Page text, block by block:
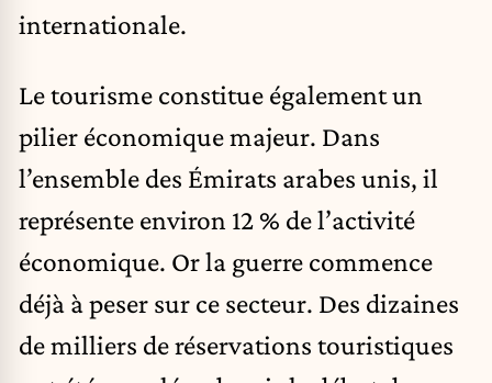
internationale.
Le tourisme constitue également un
pilier économique majeur. Dans
l’ensemble des Émirats arabes unis, il
représente environ 12 % de l’activité
économique. Or la guerre commence
déjà à peser sur ce secteur. Des dizaines
de milliers de réservations touristiques